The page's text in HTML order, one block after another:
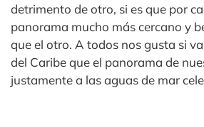
detrimento de otro, si es que por
panorama mucho más cercano y
que el otro. A todos nos gusta si
del Caribe que el panorama de
justamente a las aguas de mar